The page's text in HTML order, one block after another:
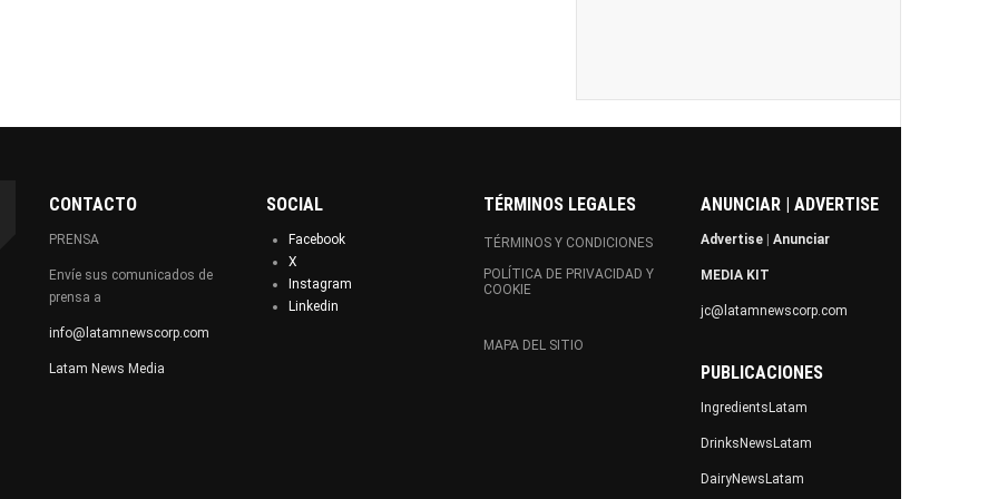
CONTACTO
PRENSA
Envíe sus comunicados de
prensa a
info@latamnewscorp.com
Latam News Media
SOCIAL
Facebook
X
Instagram
Linkedin
TÉRMINOS LEGALES
TÉRMINOS Y CONDICIONES
POLÍTICA DE PRIVACIDAD Y
COOKIE
MAPA DEL SITIO
ANUNCIAR | ADVERTISE
Advertise Anunciar
MEDIA KIT
jc@latamnewscorp.com
PUBLICACIONES
IngredientsLatam
DrinksNewsLatam
DairyNewsLatam